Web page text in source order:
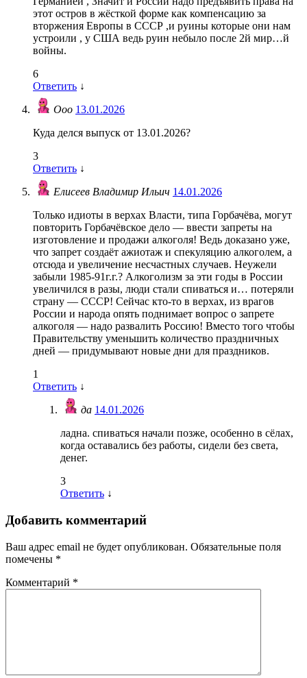
этот остров в жёсткой форме как компенсацию за
вторжения Европы в СССР ,и руины которые они нам
устроили , у США ведь руин небыло после 2й мир…й
войны.
6
Ответить ↓
Ооо 13.01.2026
Куда делся выпуск от 13.01.2026?
3
Ответить ↓
Елисеев Владимир Ильич 14.01.2026
Только идиоты в верхах Власти, типа Горбачёва, могут
повторить Горбачёвское дело — ввести запреты на
изготовление и продажи алкоголя! Ведь доказано уже,
что запрет создаёт ажиотаж и спекуляцию алкоголем, а
отсюда и увеличение несчастных случаев. Неужели
забыли 1985-91г.г.? Алкоголизм за эти годы в России
увеличился в разы, люди стали спиваться и… потеряли
страну — СССР! Сейчас кто-то в верхах, из врагов
России и народа опять поднимает вопрос о запрете
алкоголя — надо развалить Россию! Вместо того чтобы
Правительству уменьшить количество праздничных
дней — придумывают новые дни для праздников.
1
Ответить ↓
да 14.01.2026
ладна. спиваться начали позже, особенно в сёлах,
когда оставались без работы, сидели без света,
денег.
3
Ответить ↓
Добавить комментарий
Ваш адрес email не будет опубликован. Обязательные поля
помечены *
Комментарий *